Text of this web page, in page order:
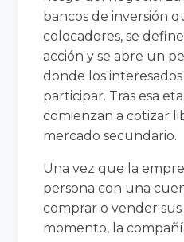
bancos de inversión
colocadores, se
acción y se abre un
donde los
participar. Tras esa
comienzan a cotizar
mercado secundario.
Una vez que la
persona con una
comprar o vender sus
momento, la